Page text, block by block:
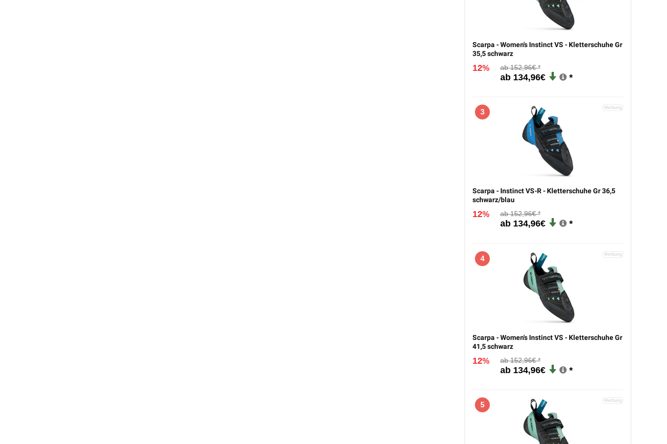
Scarpa - Women's Instinct VS - Kletterschuhe Gr
35,5 schwarz
12% 152,96€
134,96€
3
Scarpa - Instinct VS-R - Kletterschuhe Gr 36,5
schwarz/blau
12% 152,96€
134,96€
4
Scarpa - Women's Instinct VS - Kletterschuhe Gr
41,5 schwarz
12% 152,96€
134,96€
5